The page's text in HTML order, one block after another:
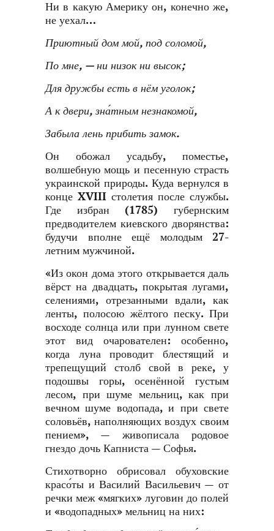
Ни в какую Америку он, конечно же,
не уехал…
Приютный дом мой, под соломой,
По мне, — ни низок ни высок;
Для дружбы есть в нём уголок;
А к двери, зна́тным незнакомой,
Забыла лень прибить замок.
Он обожал усадьбу, поместье,
волшебную мощь и песенную страсть
украинской природы. Куда вернулся в
конце XVIII столетия после службы.
Где избран (1785) губернским
предводителем киевского дворянства:
будучи вполне ещё молодым 27-
летним мужчиной.
«Из окон дома этого открывается даль
вёрст на двадцать, покрытая лугами,
селениями, отрезанными вдали, как
ленты, полосою жёлтого песку. При
восходе солнца или при лунном свете
этот вид очарователен: особенно,
когда луна проводит блестящий и
трепещущий столб свой в реке, у
подошвы горы, осенённой густым
лесом, при шуме мельниц, как при
вечном шуме водопада, и при свете
соловьёв, наполняющих воздух своим
пением», — живописала родовое
гнездо дочь Капниста — Софья.
Стихотворно обрисовал обуховские
красо́ты и Василий Васильевич — от
речки меж «мягких» луговин до полей
и «водопадных» мельниц на них: